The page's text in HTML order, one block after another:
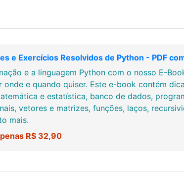
e Exercícios Resolvidos de Python - PDF
e a linguagem Python com o nosso E-
onde e quando quiser. Este e-book contém
e estatística, banco de dados,
vetores e matrizes, funções, laços,
mais.
R$ 32,90